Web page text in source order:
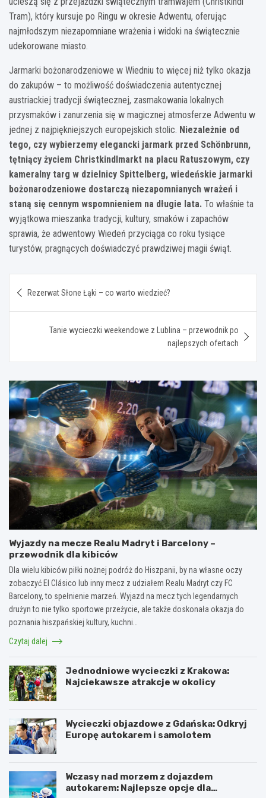
Tram), który kursuje po Ringu w okresie Adwentu, oferując
najmłodszym niezapomniane wrażenia i widoki na świątecznie
udekorowane miasto.
Jarmarki bożonarodzeniowe w Wiedniu to więcej niż tylko okazja
do zakupów – to możliwość doświadczenia autentycznej
austriackiej tradycji świątecznej, zasmakowania lokalnych
przysmaków i zanurzenia się w magicznej atmosferze Adwentu w
jednej z najpiękniejszych europejskich stolic. Niezależnie od
tego, czy wybierzemy elegancki jarmark przed Schönbrunn,
tętniący życiem Christkindlmarkt na placu Ratuszowym, czy
kameralny targ w dzielnicy Spittelberg, wiedeńskie jarmarki
bożonarodzeniowe dostarczą niezapomnianych wrażeń i
staną się cennym wspomnieniem na długie lata. To właśnie ta
wyjątkowa mieszanka tradycji, kultury, smaków i zapachów
sprawia, że adwentowy Wiedeń przyciąga co roku tysiące
turystów, pragnących doświadczyć prawdziwej magii świąt.
wpisu
Rezerwat Słone Łąki – co warto wiedzieć?
Tanie wycieczki weekendowe z Lublina – przewodnik po
najlepszych ofertach
Wyjazdy na mecze Realu Madryt i Barcelony –
przewodnik dla kibiców
Dla wielu kibiców piłki nożnej podróż do Hiszpanii, by na własne oczy
zobaczyć El Clásico lub inny mecz z udziałem Realu Madryt czy FC
Barcelony, to spełnienie marzeń. Wyjazd na mecz tych legendarnych
drużyn to nie tylko sportowe przeżycie, ale także doskonała okazja do
poznania hiszpańskiej kultury, kuchni…
Czytaj dalej
Jednodniowe wycieczki z Krakowa:
Najciekawsze atrakcje w okolicy
Wycieczki objazdowe z Gdańska: Odkryj
Europę autokarem i samolotem
Wczasy nad morzem z dojazdem
autokarem: Najlepsze opcje dla